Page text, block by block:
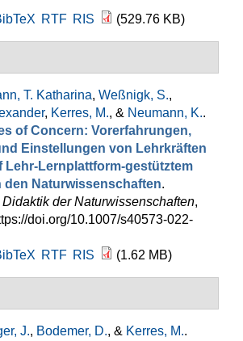
RTF RIS (529.76 KB)
T. Katharina, Weßnigk, S.,
, Kerres, M., & Neumann, K..
of Concern: Vorerfahrungen,
Einstellungen von Lehrkräften
Lehr-Lernplattform-gestütztem
den Naturwissenschaften.
der Naturwissenschaften,
doi.org/10.1007/s40573-022-
RTF RIS (1.62 MB)
J., Bodemer, D., & Kerres, M..